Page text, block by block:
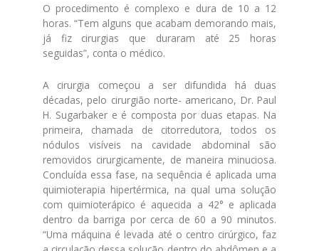
O procedimento é complexo e dura de 10 a 12
horas. “Tem alguns que acabam demorando mais,
já fiz cirurgias que duraram até 25 horas
seguidas”, conta o médico.
A cirurgia começou a ser difundida há duas
décadas, pelo cirurgião norte- americano, Dr. Paul
H. Sugarbaker e é composta por duas etapas. Na
primeira, chamada de citorredutora, todos os
nódulos visíveis na cavidade abdominal são
removidos cirurgicamente, de maneira minuciosa.
Concluída essa fase, na sequência é aplicada uma
quimioterapia hipertérmica, na qual uma solução
com quimioterápico é aquecida a 42° e aplicada
dentro da barriga por cerca de 60 a 90 minutos.
“Uma máquina é levada até o centro cirúrgico, faz